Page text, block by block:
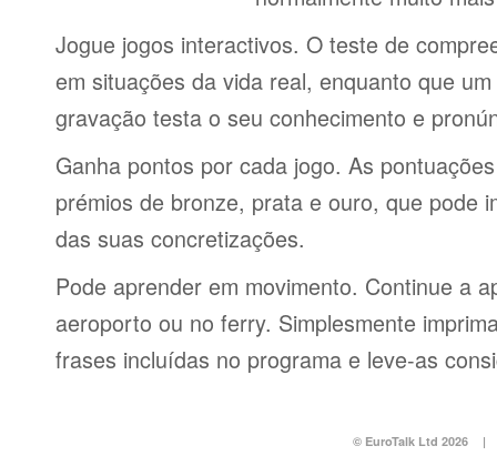
Jogue jogos interactivos. O teste de
em situações da vida real, enquanto que
gravação testa o seu conhecimento e
Ganha pontos por cada jogo. As
prémios de bronze, prata e ouro, que pode
das suas concretizações.
Pode aprender em movimento. Continue a
aeroporto ou no ferry. Simplesmente
frases incluídas no programa e leve-as
© EuroTalk Ltd 2026 |